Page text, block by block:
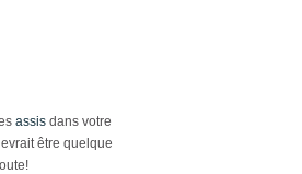
assis dans votre
être quelque